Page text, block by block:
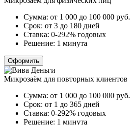
Сумма: от 1 000 до 100 000 руб.
Срок: от 3 до 180 дней
Ставка: 0-292% годовых
Решение: 1 минута
Оформить
Микрозаём для повторных клиентов
Сумма: от 1 000 до 100 000 руб.
Срок: от 1 до 365 дней
Ставка: 0-292% годовых
Решение: 1 минута